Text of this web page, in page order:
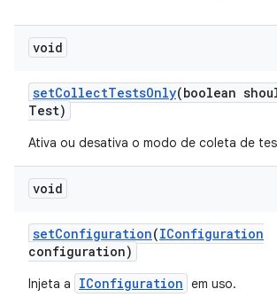
void
setCollectTestsOnly(boolean
Test)
Ativa ou desativa o modo de coleta de
void
setConfiguration(IConfiguration
configuration)
Injeta a IConfiguration em uso.